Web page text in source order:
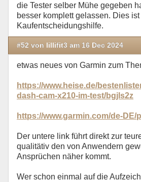
die Tester selber Mühe gegeben
besser komplett gelassen. Dies
Kaufentscheidungshilfe.
#52 von lillifit3 am 16 Dec 2024
etwas neues von Garmin zum
https://www.heise.de/
dash-cam-x210-im-test/bgjls2z
https://www.garmin.com/de-DE/
Der untere link führt direkt zur
qualitätiv den von Anwendern
Ansprüchen näher kommt.
Wer schon einmal auf die